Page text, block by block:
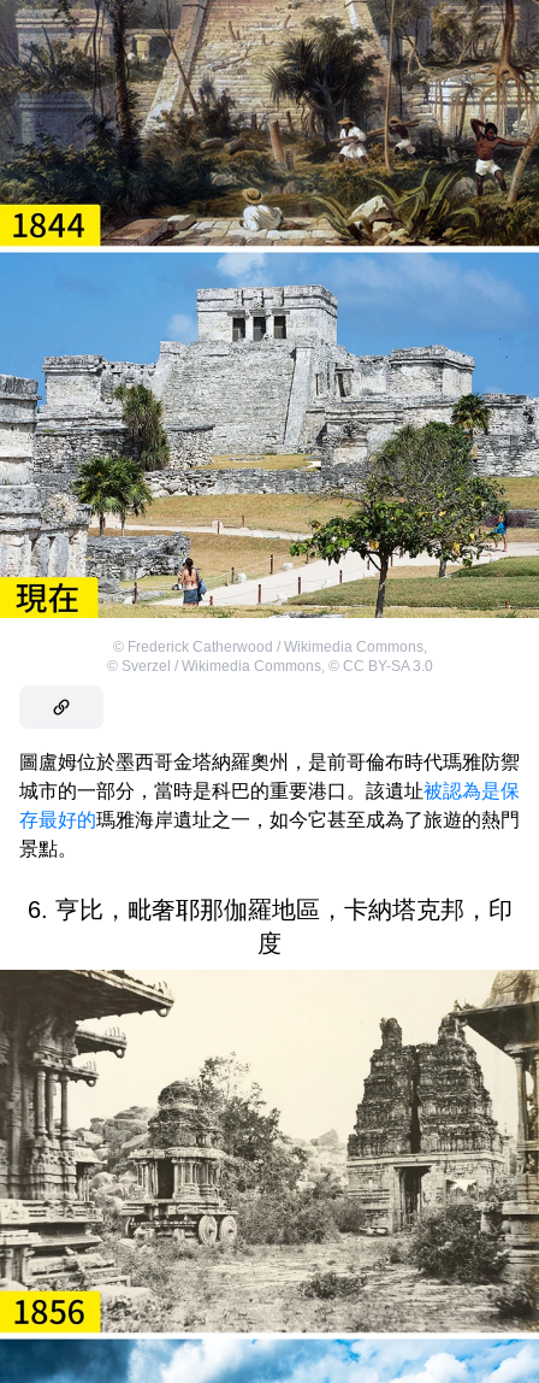
© Frederick Catherwood / Wikimedia Commons,
© Sverzel / Wikimedia Commons, © CC BY-SA 3.0
圖盧姆位於墨西哥金塔納羅奧州，是前哥倫布時代瑪雅防禦
城市的一部分，當時是科巴的重要港口。該遺址被認為是保
存最好的瑪雅海岸遺址之一，如今它甚至成為了旅遊的熱門
景點。
6. 亨比，毗奢耶那伽羅地區，卡納塔克邦，印
度